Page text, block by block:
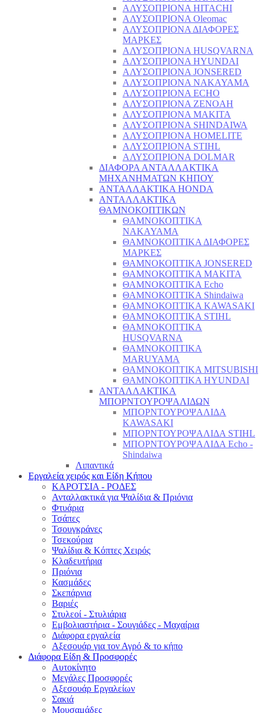
ΑΛΥΣΟΠΡΙΟΝΑ HITACHI
ΑΛΥΣΟΠΡΙΟΝΑ Oleomac
ΑΛΥΣΟΠΡΙΟΝΑ ΔΙΑΦΟΡΕΣ
ΜΑΡΚΕΣ
ΑΛΥΣΟΠΡΙΟΝΑ HUSQVARNA
ΑΛΥΣΟΠΡΙΟΝΑ HYUNDAI
ΑΛΥΣΟΠΡΙΟΝΑ JONSERED
ΑΛΥΣΟΠΡΙΟΝΑ NAKAYAMA
ΑΛΥΣΟΠΡΙΟΝΑ ECHO
ΑΛΥΣΟΠΡΙΟΝΑ ZENOAH
ΑΛΥΣΟΠΡΙΟΝΑ MAKITA
ΑΛΥΣΟΠΡΙΟΝΑ SHINDAIWA
ΑΛΥΣΟΠΡΙΟΝΑ HOMELITE
ΑΛΥΣΟΠΡΙΟΝΑ STIHL
ΑΛΥΣΟΠΡΙΟΝΑ DOLMAR
ΔΙΑΦΟΡΑ ΑΝΤΑΛΛΑΚΤΙΚΑ
ΜΗΧΑΝΗΜΑΤΩΝ ΚΗΠΟΥ
ΑΝΤΑΛΛΑΚΤΙΚΑ HONDA
ΑΝΤΑΛΛΑΚΤΙΚΑ
ΘΑΜΝΟΚΟΠΤΙΚΩΝ
ΘΑΜΝΟΚΟΠΤΙΚΑ
NAKAYAMA
ΘΑΜΝΟΚΟΠΤΙΚΑ ΔΙΑΦΟΡΕΣ
ΜΑΡΚΕΣ
ΘΑΜΝΟΚΟΠΤΙΚΑ JONSERED
ΘΑΜΝΟΚΟΠΤΙΚΑ MAKITA
ΘΑΜΝΟΚΟΠΤΙΚΑ Echo
ΘΑΜΝΟΚΟΠΤΙΚΑ Shindaiwa
ΘΑΜΝΟΚΟΠΤΙΚΑ KAWASAKI
ΘΑΜΝΟΚΟΠΤΙΚΑ STIHL
ΘΑΜΝΟΚΟΠΤΙΚΑ
HUSQVARNA
ΘΑΜΝΟΚΟΠΤΙΚΑ
MARUYAMA
ΘΑΜΝΟΚΟΠΤΙΚΑ MITSUBISHI
ΘΑΜΝΟΚΟΠΤΙΚΑ HYUNDAI
ΑΝΤΑΛΛΑΚΤΙΚΑ
ΜΠΟΡΝΤΟΥΡΟΨΑΛΙΔΩΝ
ΜΠΟΡΝΤΟΥΡΟΨΑΛΙΔΑ
KAWASAKI
ΜΠΟΡΝΤΟΥΡΟΨΑΛΙΔΑ STIHL
ΜΠΟΡΝΤΟΥΡΟΨΑΛΙΔΑ Echo -
Shindaiwa
Λιπαντικά
Εργαλεία χειρός και Είδη Κήπου
ΚΑΡΟΤΣΙΑ - ΡΟΔΕΣ
Ανταλλακτικά για Ψαλίδια & Πριόνια
Φτυάρια
Τσάπες
Τσουγκράνες
Τσεκούρια
Ψαλίδια & Κόπτες Χειρός
Κλαδευτήρια
Πριόνια
Κασμάδες
Σκεπάρνια
Βαριές
Στυλεοί - Στυλιάρια
Εμβολιαστήρια - Σουγιάδες - Μαχαίρια
Διάφορα εργαλεία
Αξεσουάρ για τον Αγρό & το κήπο
Διάφορα Είδη & Προσφορές
Αυτοκίνητο
Μεγάλες Προσφορές
Αξεσουάρ Εργαλείων
Σακιά
Μουσαμάδες